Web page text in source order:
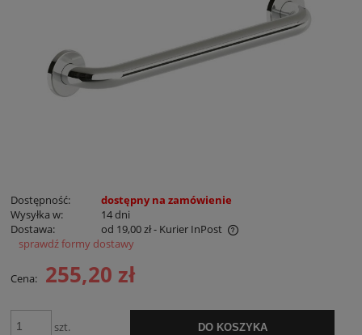
Dostępność:
dostępny na zamówienie
Wysyłka w:
14 dni
Dostawa:
od 19,00 zł- Kurier InPost
Cena nie zawiera ewentualnych kosztów płatności
sprawdź formy dostawy
Cena: 255,20 zł
szt. DO KOSZYKA